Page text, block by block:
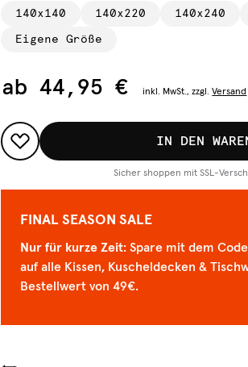
140x140 140x220 140x240
Eigene Größe
ab 44,95 € inkl. MwSt., zzgl. Versand
IN DEN
Sicher shoppen mit SSL-
FINAL SEASON SALE
Nur für kurze Zeit: Spare mit dem
auf alle Kissen, Kuscheldecken &
Bestellwert von 49€.